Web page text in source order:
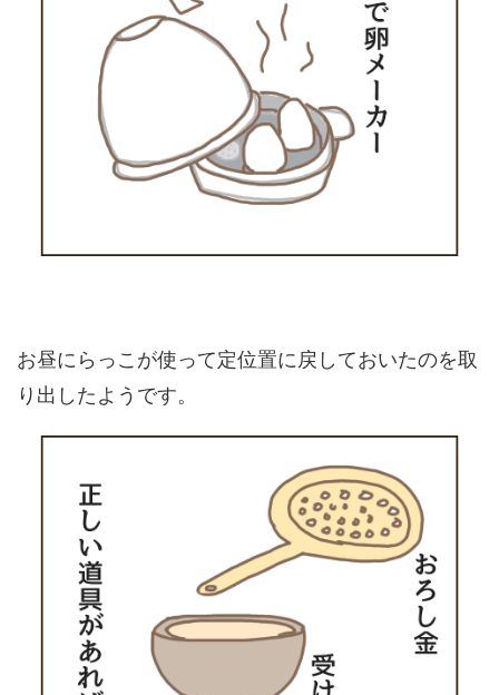
お昼にらっこが使って定位置に戻しておいたのを取
り出したようです。